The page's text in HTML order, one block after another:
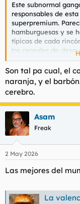
Este subnormal
responsables de
superpremium.
hamburguesas y se
típicas de cada
los cereales de
Monster. Me parece
excedencia.
Pero con el que de
que de la local,
que parece que
con cara de yonki y
afortunadamente, no
Ver el archivos
Aquí, aparece con la
Silvia creo que se
Ver el archivos
Son tal pa cual, el
naranja, y el
cerebro.
Asam
Freak
2 May 2026
Las mejores del
La valenciana